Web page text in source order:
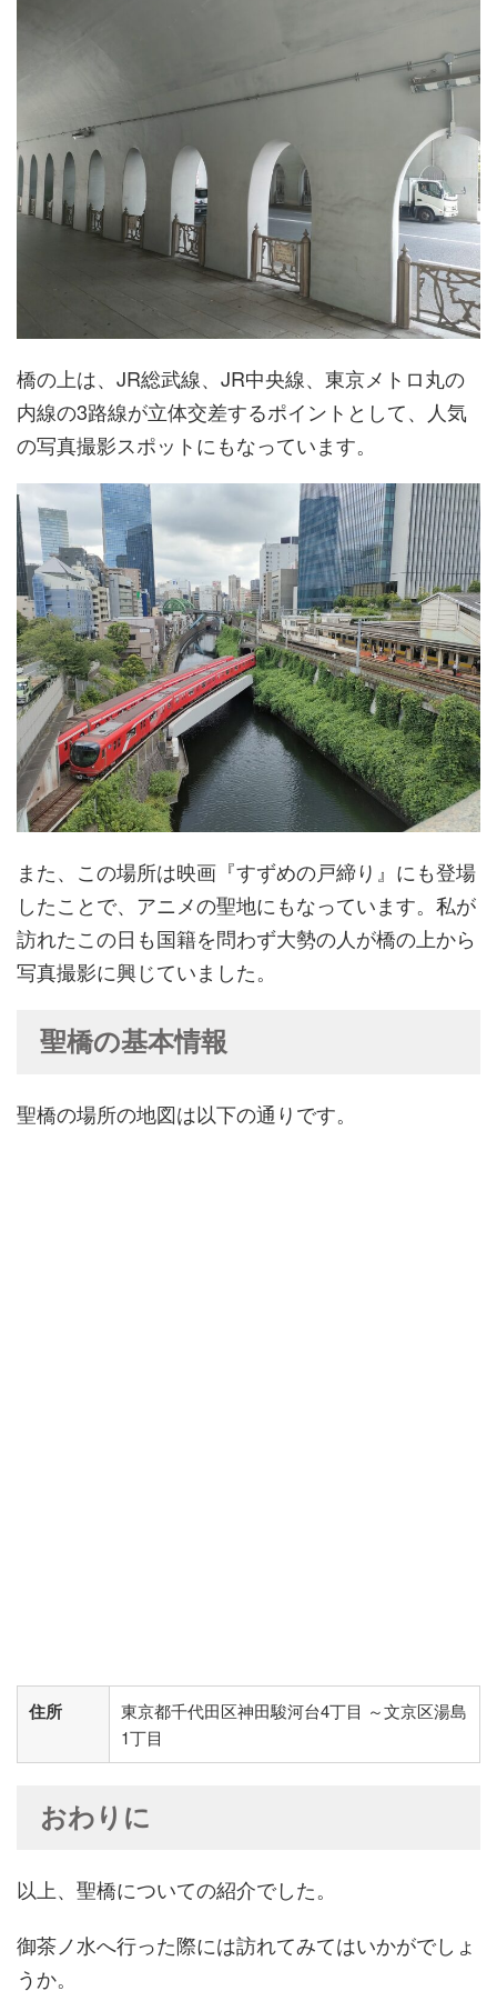
橋の上は、JR総武線、JR中央線、東京メトロ丸の
内線の3路線が立体交差するポイントとして、人気
の写真撮影スポットにもなっています。
また、この場所は映画『すずめの戸締り』にも登場
したことで、アニメの聖地にもなっています。私が
訪れたこの日も国籍を問わず大勢の人が橋の上から
写真撮影に興じていました。
聖橋の基本情報
聖橋の場所の地図は以下の通りです。
住所
東京都千代田区神田駿河台4丁目 ～文京区湯島
1丁目
おわりに
以上、聖橋についての紹介でした。
御茶ノ水へ行った際には訪れてみてはいかがでしょ
うか。